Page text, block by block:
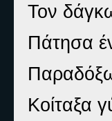
Τον
Πάτησα
Κοίταξα